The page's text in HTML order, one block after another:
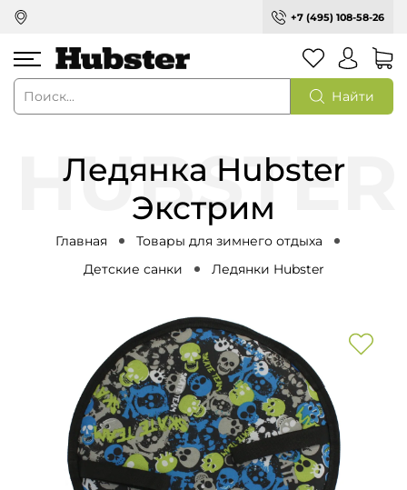
+7 (495) 108-58-26
Найти
Ледянка Hubster
Экстрим
Главная
Товары для зимнего отдыха
Детские санки
Ледянки Hubster